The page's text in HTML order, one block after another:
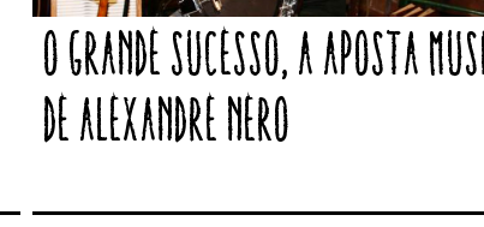
O Grande Sucesso, a aposta
de Alexandre Nero